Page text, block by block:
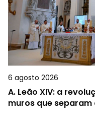
6 agosto 2026
A. Leão XIV: a
muros que separam